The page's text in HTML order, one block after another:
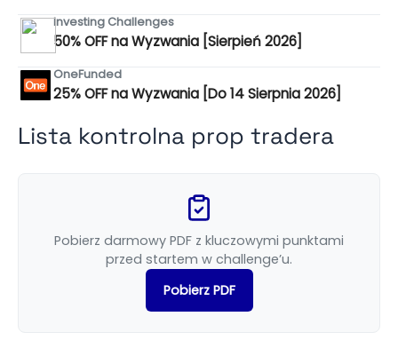
Investing Challenges
50% OFF na Wyzwania [Sierpień 2026]
OneFunded
25% OFF na Wyzwania [Do 14 Sierpnia 2026]
Lista kontrolna prop tradera
Pobierz darmowy PDF z kluczowymi punktami
przed startem w challenge’u.
Pobierz PDF